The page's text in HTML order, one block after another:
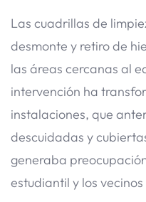
Las cuadrillas de
desmonte y retiro de
las áreas cercanas al
intervención ha
instalaciones, que
descuidadas y
generaba
estudiantil y los